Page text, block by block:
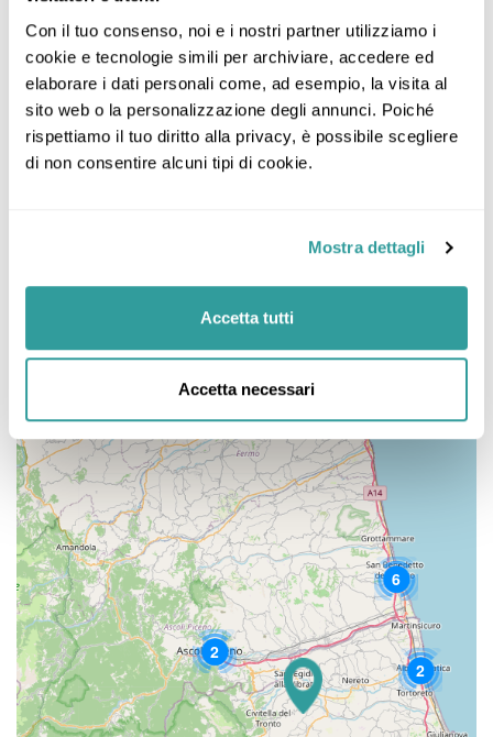
Con il tuo consenso, noi e i nostri partner utilizziamo i
cookie e tecnologie simili per archiviare, accedere ed
elaborare i dati personali come, ad esempio, la visita al
sito web o la personalizzazione degli annunci. Poiché
rispettiamo il tuo diritto alla privacy, è possibile scegliere
di non consentire alcuni tipi di cookie.
Mostra dettagli
Accetta tutti
Accetta necessari
6
2
2